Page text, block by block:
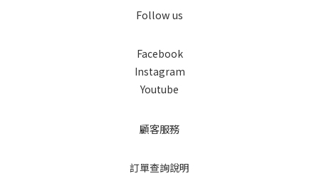
Follow us
Facebook
Instagram
Youtube
顧客服務
訂單查詢說明